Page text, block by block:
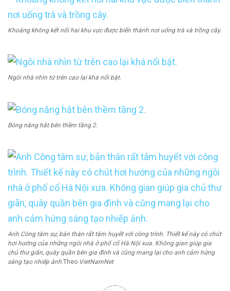
Khoảng không kết nối hai khu vực được biến thành nơi uống trà và trồng cây.
Ngôi nhà nhìn từ trên cao lại khá nổi bật.
Bóng nắng hắt bên thềm tầng 2.
Anh Công tâm sự, bản thân rất tâm huyết với công trình. Thiết kế này có chút
hơi hướng của những ngôi nhà ở phố cổ Hà Nội xưa. Không gian giúp gia
chủ thư giãn, quây quần bên gia đình và cũng mang lại cho anh cảm hứng
sáng tạo nhiếp ảnh. Theo VietNamNet